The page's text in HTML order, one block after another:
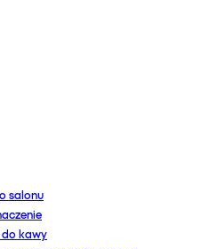
salonu
do kawy